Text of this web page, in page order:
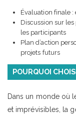
Évaluation finale :
Discussion sur
les participants
Plan d’action
projets futurs
POURQUOI
Dans un monde où
et imprévisibles, la